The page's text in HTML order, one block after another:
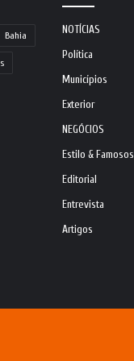
Bahia
NOTÍCIAS
Política
Municípios
Exterior
NEGÓCIOS
Estilo & Famosos
Editorial
Entrevista
Artigos